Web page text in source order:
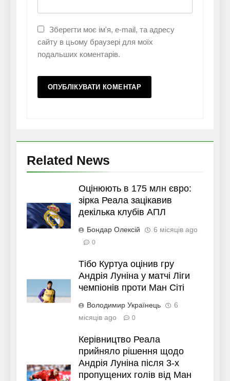
Зберегти моє ім'я, e-mail, та адресу
сайту в цьому браузері для моїх
подальших коментарів.
Related News
Оцінюють в 175 млн євро:
зірка Реала зацікавив
декілька клубів АПЛ
Бондар Олексій 6 місяців ago
0
Тібо Куртуа оцінив гру
Андрія Луніна у матчі Ліги
чемпіонів проти Ман Сіті
Володимир Українець
6
місяців ago
0
Керівництво Реала
прийняло рішення щодо
Андрія Луніна після 3-х
пропущених голів від Ман